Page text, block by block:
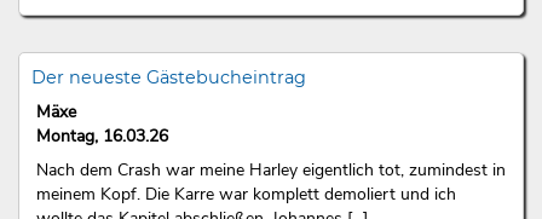
Der neueste Gästebucheintrag
Mäxe
Montag, 16.03.26
Nach dem Crash war meine Harley eigentlich tot, zumindest in
meinem Kopf. Die Karre war komplett demoliert und ich